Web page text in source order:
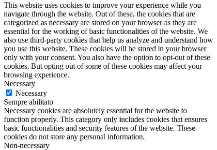
This website uses cookies to improve your experience while you
navigate through the website. Out of these, the cookies that are
categorized as necessary are stored on your browser as they are
essential for the working of basic functionalities of the website. We
also use third-party cookies that help us analyze and understand how
you use this website. These cookies will be stored in your browser
only with your consent. You also have the option to opt-out of these
cookies. But opting out of some of these cookies may affect your
browsing experience.
Necessary
Necessary
Sempre abilitato
Necessary cookies are absolutely essential for the website to
function properly. This category only includes cookies that ensures
basic functionalities and security features of the website. These
cookies do not store any personal information.
Non-necessary